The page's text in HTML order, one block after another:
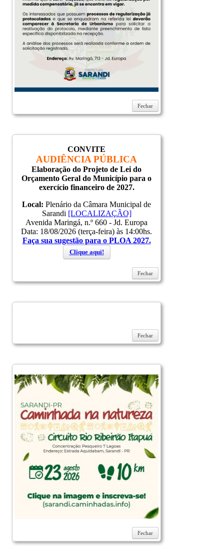
Fechar
CONVITE
AUDIÊNCIA PÚBLICA
Elaboração do Projeto de Lei do
Orçamento Geral do Município para o
exercício financeiro de 2027.
Local: Plenário da Câmara Municipal de
Sarandi [LOCALIZAÇÃO]
Avenida Maringá, n.º 660 - Jd. Europa
Data: 18/08/2026 (terça-feira) às 14:00hs.
Faça sua sugestão para o PLOA 2027.
Clique aqui!
Fechar
Fechar
Fechar